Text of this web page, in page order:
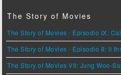
The Story of Movies
The Story of Movies - Episodio IX:
The Story of Movies - Episodio 8: Il
The Story of Movies VII: Jung Woo-